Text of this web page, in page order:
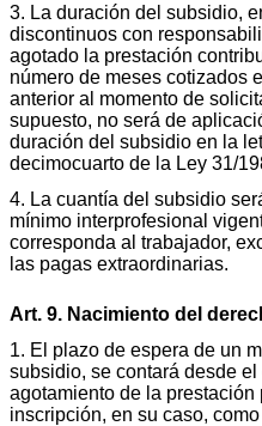
3. La duración del subsidio,
discontinuos con
agotado la prestación
número de meses cotizados
anterior al momento de
supuesto, no será de
duración del subsidio en la
decimocuarto de la Ley 31/
4. La cuantía del subsidio
mínimo interprofesional
corresponda al trabajador,
las pagas extraordinarias.
Art. 9. Nacimiento del
1. El plazo de espera de un
subsidio, se contará desde
agotamiento de la prestación
inscripción, en su caso,